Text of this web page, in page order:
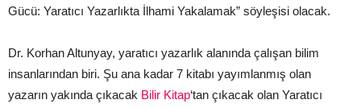
Gücü: Yaratıcı Yazarlıkta İlhami Yakalamak” söyleşisi olacak.
Dr. Korhan Altunyay, yaratıcı yazarlık alanında çalışan bilim
insanlarından biri. Şu ana kadar 7 kitabı yayımlanmış olan
yazarın yakında çıkacak Bilir Kitap‘tan çıkacak olan Yaratıcı